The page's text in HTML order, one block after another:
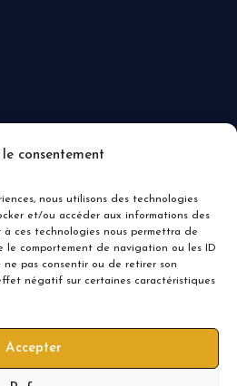
consentement
nous utilisons des technologies
et/ou accéder aux informations des
ces technologies nous permettra de
le comportement de navigation ou les ID
pas consentir ou de retirer son
négatif sur certaines caractéristiques
Accepter